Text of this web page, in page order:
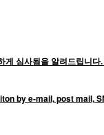
심사됨을 알려드립니
by e-mail, post mail,